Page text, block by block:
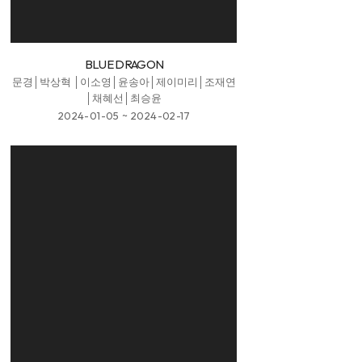
BLUE DRAGON
문경│박상혁 │이소영│윤송아│제이미리│조재연
│채혜선│최승윤
2024-01-05 ~ 2024-02-17